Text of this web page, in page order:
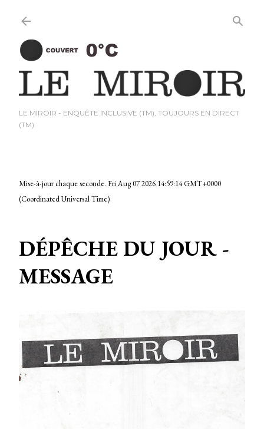
Passer au contenu
LE MIROIR - ENQUÊTE INCLUSIVE (TM), TOUJOURS EN DIRECT
(TM).
Mise-à-jour chaque seconde. Fri Aug 07 2026 14:59:15 GMT+0000
(Coordinated Universal Time)
DÉPÊCHE DU JOUR -
MESSAGE